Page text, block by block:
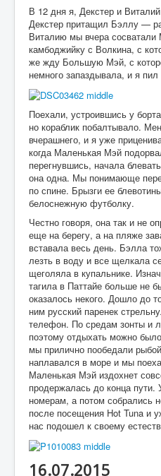
В 12 дня я, Декстер и
Декстер притащил Бэллу —
Виталию мы вчера
камбоджийку с Волкина, с
же жду Большую Мэй, с
немного запаздывала, и я
Поехали, устроившись у
но кораблик побалтывало.
вчерашнего, и я уже
когда Маленькая Мэй
перегнувшись, начала
она одна. Мы понимающе
по спине. Брызги ее
белоснежную футболку.
Честно говоря, она так и не
еще на берегу, а на пляже
вставала весь день. Бэлла
лезть в воду и все щелкала
щеголяла в купальнике.
тагила в Паттайе больше не
оказалось некого. Дошло до
ним русский паренек
телефон. По средам зонты и
поэтому отдыхать можно
мы прилично пообедали
наплавался в море и мы
Маленькая Мэй издохнет
продержалась до конца
номерам, а потом собрались
после посещения Hot Tuna и
нас подошел к своему
16.07.2015